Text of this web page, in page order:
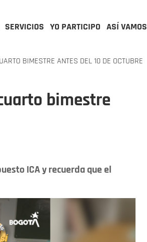
SERVICIOS YO PARTICIPO ASÍ VAMOS
BIMESTRE ANTES DEL 10 DE OCTUBRE
bimestre
ICA y recuerda que el